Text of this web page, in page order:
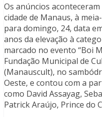
Os anúncios
cidade de Manaus, à
para domingo, 24, data
anos da elevação à
marcado no evento “Boi
Fundação Municipal de
(Manauscult), no
Oeste, e contou com a
como David Assayag,
Patrick Araújo, Prince do